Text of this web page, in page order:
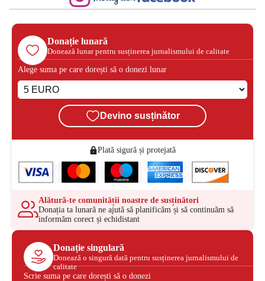
Donație lunară
Donează lunar pentru susținerea jurnalismului de calitate
Alege suma pe care dorești să o donezi lunar
Devino susținător
Plată sigură și protejată
Alătură-te comunității noastre de susținători
Donația ta lunară ne ajută să planificăm și să continuăm să
informăm corect și echidistant
Donație singulară
Donează o singură dată pentru susținerea jurnalismului de
calitate
Scrie suma pe care dorești să o donezi